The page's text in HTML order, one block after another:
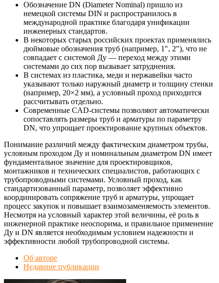
Обозначение DN (Diameter Nominal) пришло из
немецкой системы DIN и распространилось в
международной практике благодаря унификации
инженерных стандартов.
В некоторых старых российских проектах применялись
дюймовые обозначения труб (например, 1″, 2″), что не
совпадает с системой Ду — переход между этими
системами до сих пор вызывает затруднения.
В системах из пластика, меди и нержавейки часто
указывают только наружный диаметр и толщину стенки
(например, 20×2 мм), а условный проход приходится
рассчитывать отдельно.
Современные CAD-системы позволяют автоматически
сопоставлять размеры труб и арматуры по параметру
DN, что упрощает проектирование крупных объектов.
Понимание различий между фактическим диаметром трубы,
условным проходом Ду и номинальным диаметром DN имеет
фундаментальное значение для проектировщиков,
монтажников и технических специалистов, работающих с
трубопроводными системами. Условный проход, как
стандартизованный параметр, позволяет эффективно
координировать сопряжение труб и арматуры, упрощает
процесс закупок и повышает взаимозаменяемость элементов.
Несмотря на условный характер этой величины, её роль в
инженерной практике неоспорима, и правильное применение
Ду и DN является необходимым условием надежности и
эффективности любой трубопроводной системы.
Об авторе
Недавние публикации